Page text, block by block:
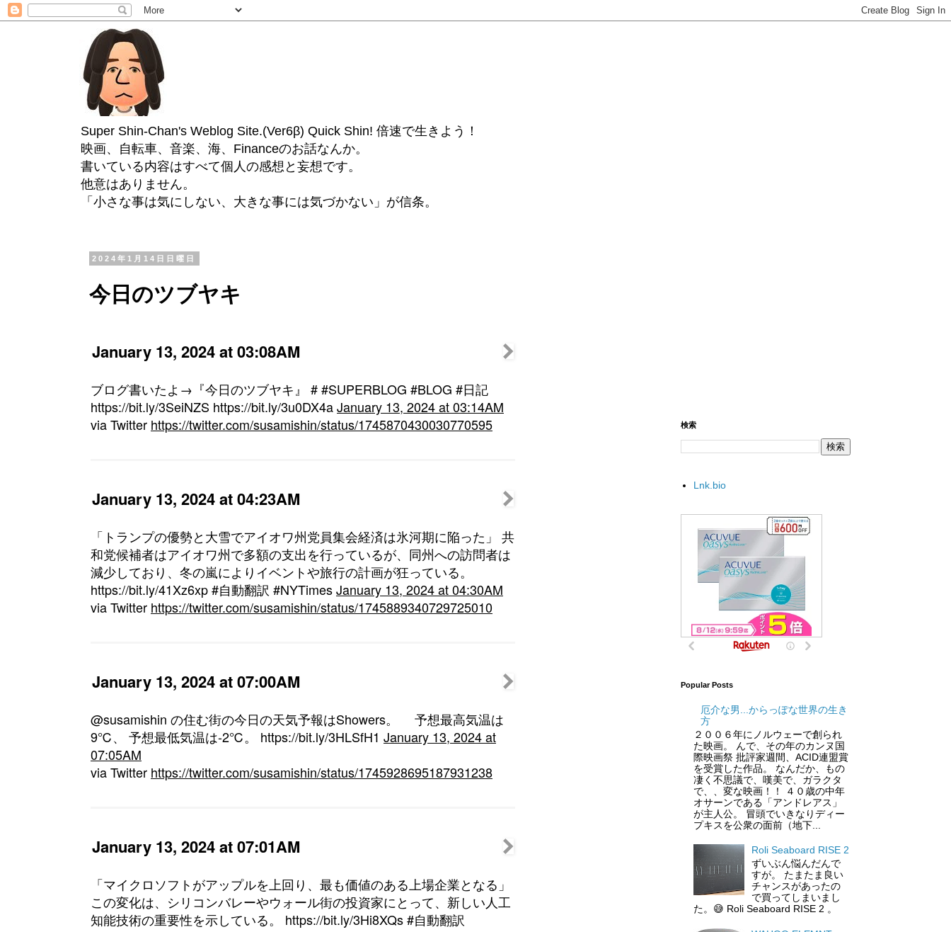
Super Shin-Chan's Weblog Site.(Ver6β) Quick Shin! 倍速で生きよう！
映画、自転車、音楽、海、Financeのお話なんか。
書いている内容はすべて個人の感想と妄想です。
他意はありません。
「小さな事は気にしない、大きな事には気づかない」が信条。
2024年1月14日日曜日
今日のツブヤキ
January 13, 2024 at 03:08AM
ブログ書いたよ→『今日のツブヤキ』 # #SUPERBLOG #BLOG #日記
https://bit.ly/3SeiNZS https://bit.ly/3u0DX4aJanuary 13, 2024 at 03:14AM
via Twitter https://twitter.com/susamishin/status/1745870430030770595
January 13, 2024 at 04:23AM
「トランプの優勢と大雪でアイオワ州党員集会経済は氷河期に陥った」 共
和党候補者はアイオワ州で多額の支出を行っているが、同州への訪問者は
減少しており、冬の嵐によりイベントや旅行の計画が狂っている。
https://bit.ly/41Xz6xp #自動翻訳 #NYTimesJanuary 13, 2024 at 04:30AM
via Twitter https://twitter.com/susamishin/status/1745889340729725010
January 13, 2024 at 07:00AM
@susamishin の住む街の今日の天気予報はShowers。 予想最高気温は
9℃、 予想最低気温は-2℃。 https://bit.ly/3HLSfH1 January 13, 2024 at
07:05AM
via Twitter https://twitter.com/susamishin/status/1745928695187931238
January 13, 2024 at 07:01AM
「マイクロソフトがアップルを上回り、最も価値のある上場企業となる」
この変化は、シリコンバレーやウォール街の投資家にとって、新しい人工
知能技術の重要性を示している。 https://bit.ly/3Hi8XQs #自動翻訳
検索
Lnk.bio
Popular Posts
厄介な男...からっぽな世界の生き
方
２００６年にノルウェーで創られ
た映画。 んで、その年のカンヌ国
際映画祭 批評家週間、ACID連盟賞
を受賞した作品。 なんだか、もの
凄く不思議で、嘆美で、ガラクタ
で、、変な映画！！ ４０歳の中年
オサーンである「アンドレアス」
が主人公。 冒頭でいきなりディー
プキスを公衆の面前（地下...
Roli Seaboard RISE 2
ずいぶん悩んだんで
すが。 たまたま良い
チャンスがあったの
で買ってしまいまし
た。😅 Roli Seaboard RISE 2 。